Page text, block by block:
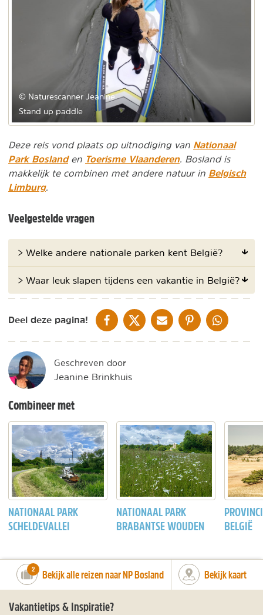
© Naturescanner Jeanine
Stand up paddle
Deze reis vond plaats op uitnodiging van Nationaal
Park Boslanden Toerisme Vlaanderen. Bosland is
makkelijk te combinen met andere natuur in Belgisch
Limburg.
Veelgestelde vragen
> Welke andere nationale parken kent België?
> Waar leuk slapen tijdens een vakantie in België?
Deel deze pagina! DELEN OP FACEBOOK
DELEN OP XDELEN VIA DE MAIL
DELEN OP PINTEREST
DELEN OP
Geschreven door
Jeanine Brinkhuis
Combineer met
NATIONAAL PARK
SCHELDEVALLEI
NATIONAAL PARK
BRABANTSE WOUDEN
BELGIË
number_of_trips:
2 Bekijk alle reizen naar NP Bosland Bekijk kaart
Vakantietips & Inspiratie?